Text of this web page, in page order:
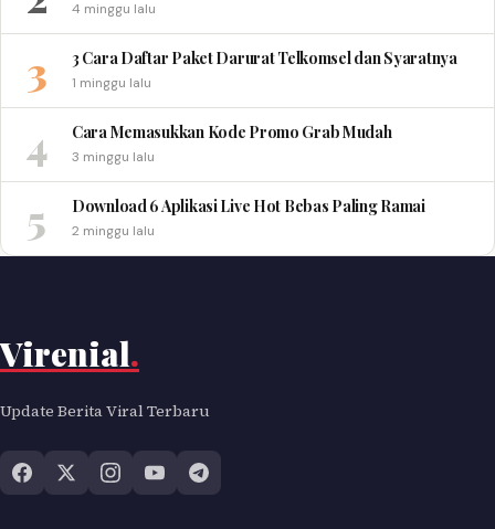
4 minggu lalu
3 3 Cara Daftar Paket Darurat Telkomsel dan Syaratnya
1 minggu lalu
4 Cara Memasukkan Kode Promo Grab Mudah
3 minggu lalu
5 Download 6 Aplikasi Live Hot Bebas Paling Ramai
2 minggu lalu
Virenial.
Update Berita Viral Terbaru